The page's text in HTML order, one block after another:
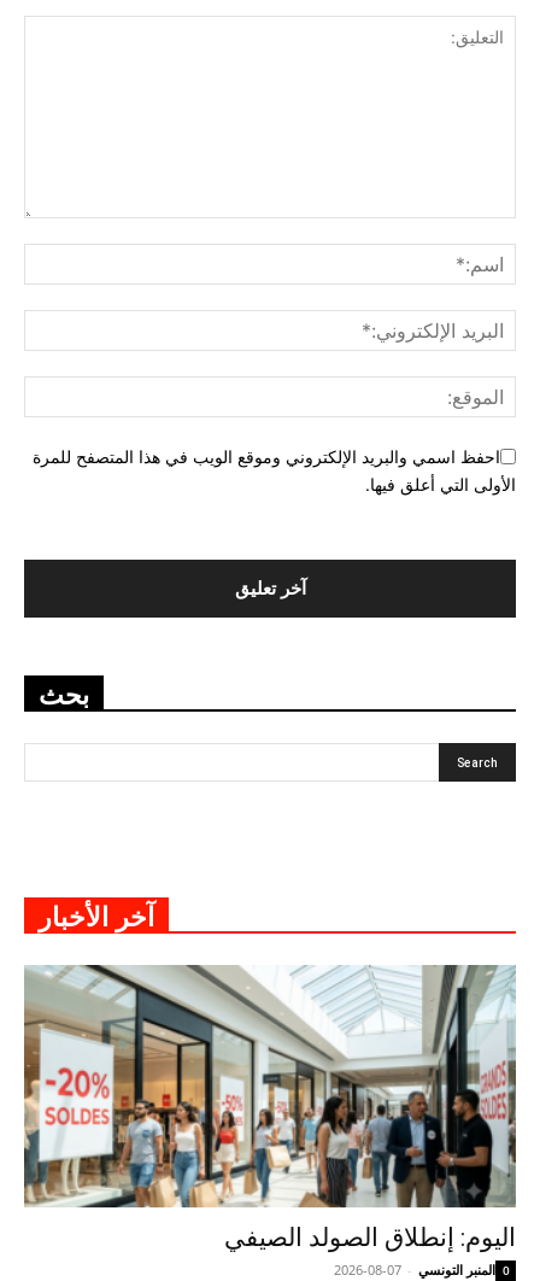
احفظ اسمي والبريد الإلكتروني وموقع الويب في هذا المتصفح للمرة
الأولى التي أعلق فيها.
بحث
آخر الأخبار
اليوم: إنطلاق الصولد الصيفي
المنبر التونسي -
2026-08-07 0